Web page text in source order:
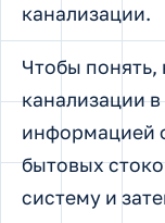
канализации.
Чтобы понять,
канализации
информацией
бытовых
систему и